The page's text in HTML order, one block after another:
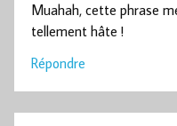
Muahah, cette phrase
tellement hâte !
Répondre